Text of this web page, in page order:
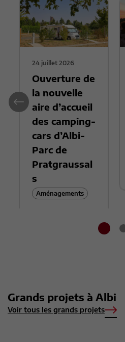
24 juillet 2026
Ouverture de
la nouvelle
aire d’accueil
des camping-
cars d’Albi-
Parc de
Pratgraussal
s
Aménagements
Grands projets à Albi
Voir tous les grands projets